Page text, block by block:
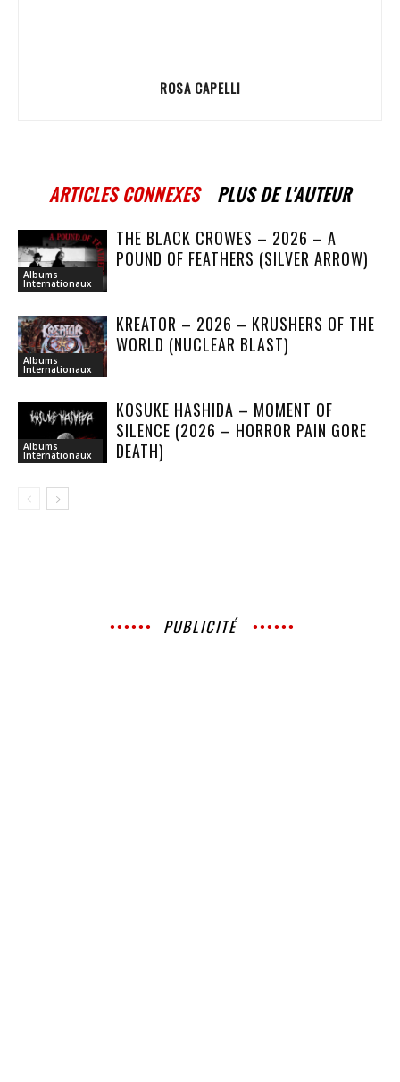
ROSA CAPELLI
ARTICLES CONNEXES PLUS DE L'AUTEUR
Albums
Internationaux
THE BLACK CROWES – 2026 – A
POUND OF FEATHERS (SILVER ARROW)
Albums
Internationaux
KREATOR – 2026 – KRUSHERS OF THE
WORLD (NUCLEAR BLAST)
Albums
Internationaux
KOSUKE HASHIDA – MOMENT OF
SILENCE (2026 – HORROR PAIN GORE
DEATH)
PUBLICITÉ